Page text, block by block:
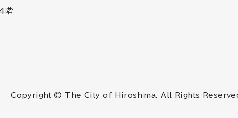
階
Copyright © The City of Hiroshima. All Rights